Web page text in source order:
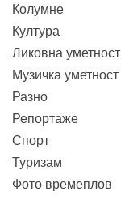
Колумне
Култура
Ликовна уметност
Музичка уметност
Разно
Репортаже
Спорт
Туризам
Фото времеплов